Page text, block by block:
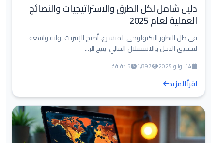
دليل شامل لكل الطرق والاستراتيجيات والنصائح
العملية لعام 2025
في ظل التطور التكنولوجي المتسارع، أصبح الإنترنت بوابة واسعة
لتحقيق الدخل والاستقلال المالي. يتيح الر...
14 يونيو 2025 1,897 5 دقيقة
اقرأ المزيد